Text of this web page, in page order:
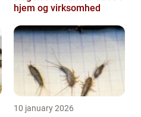
hjem og virksomhed
10 january 2026